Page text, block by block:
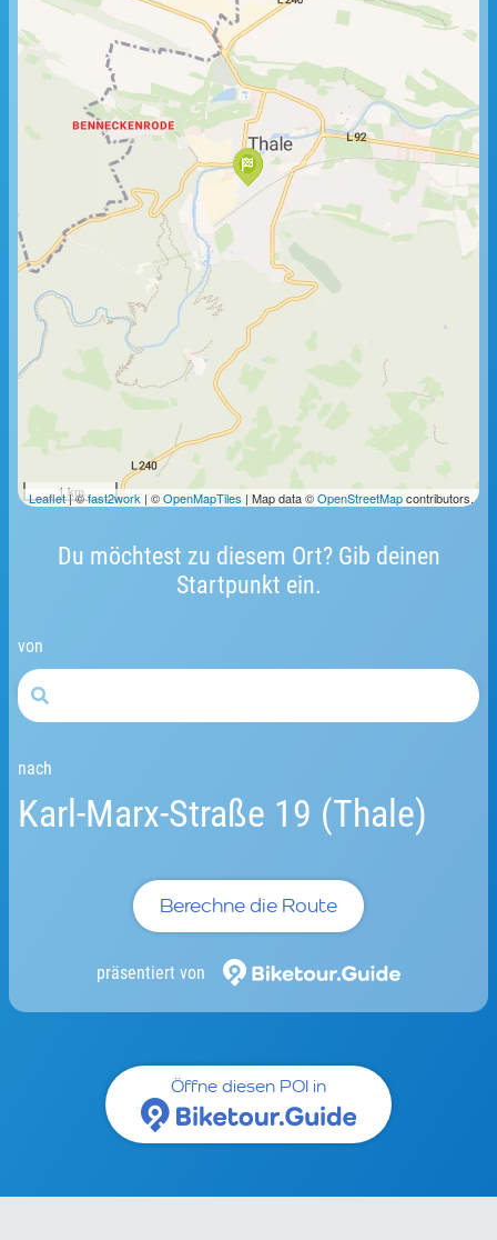
Du möchtest zu diesem Ort? Gib deinen
Startpunkt ein.
von
nach
Karl-Marx-Straße 19 (Thale)
Berechne die Route
präsentiert von
1 km
Leaflet| ©fast2work | ©OpenMapTiles | Map data ©OpenStreetMapcontributors.
Öffne diesen POI in